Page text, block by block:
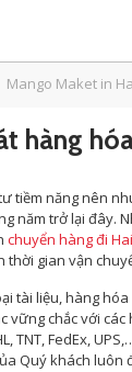
Mango Maket in
hàng
tiềm năng nên
năm trở lại đây.
chuyển hàng đi
thời gian vận
tài liệu, hàng
vững chắc với
TNT, FedEx,
Quý khách luôn